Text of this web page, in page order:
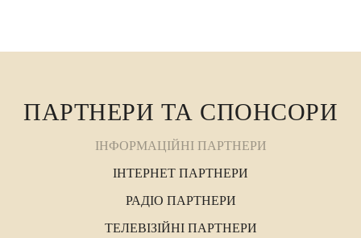
ПАРТНЕРИ ТА СПОНСОРИ
ІНФОРМАЦІЙНІ ПАРТНЕРИ
ІНТЕРНЕТ ПАРТНЕРИ
РАДІО ПАРТНЕРИ
ТЕЛЕВІЗІЙНІ ПАРТНЕРИ